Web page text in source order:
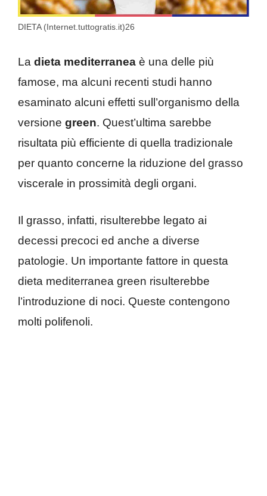
DIETA (Internet.tuttogratis.it)26
La dieta mediterranea è una delle più
famose, ma alcuni recenti studi hanno
esaminato alcuni effetti sull’organismo della
versione green. Quest’ultima sarebbe
risultata più efficiente di quella tradizionale
per quanto concerne la riduzione del grasso
viscerale in prossimità degli organi.
Il grasso, infatti, risulterebbe legato ai
decessi precoci ed anche a diverse
patologie. Un importante fattore in questa
dieta mediterranea green risulterebbe
l’introduzione di noci. Queste contengono
molti polifenoli.